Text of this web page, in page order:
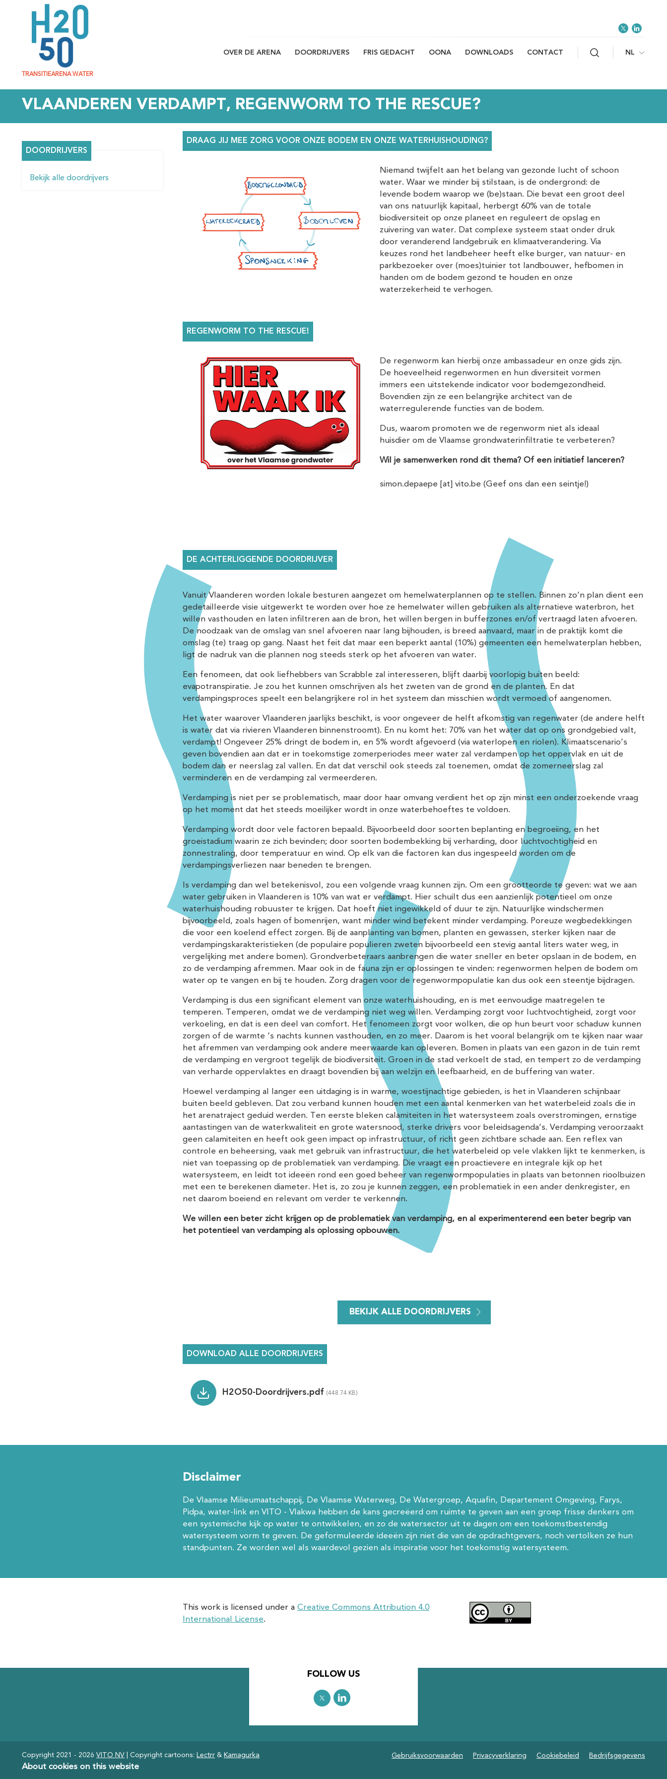
TRANSITIEARENA WATER
Doordrijvers
OVER DE ARENA DOORDRIJVERS FRIS GEDACHT OONA DOWNLOADS CONTACT Zoeken
NL
VLAANDEREN VERDAMPT, REGENWORM TO THE RESCUE?
DRAAG JIJ MEE ZORG VOOR ONZE BODEM EN ONZE WATERHUISHOUDING?
Niemand twijfelt aan het belang van gezonde lucht of schoon
water. Waar we minder bij stilstaan, is de ondergrond: de
levende bodem waarop we (be)staan. Die bevat een groot deel
van ons natuurlijk kapitaal, herbergt 60% van de totale
biodiversiteit op onze planeet en reguleert de opslag en
zuivering van water. Dat complexe systeem staat onder druk
door veranderend landgebruik en klimaatverandering. Via
keuzes rond het landbeheer heeft elke burger, van natuur- en
parkbezoeker over (moes)tuinier tot landbouwer, hefbomen in
handen om de bodem gezond te houden en onze
waterzekerheid te verhogen.
REGENWORM TO THE RESCUE!
De regenworm kan hierbij onze ambassadeur en onze gids zijn.
De hoeveelheid regenwormen en hun diversiteit vormen
immers een uitstekende indicator voor bodemgezondheid.
Bovendien zijn ze een belangrijke architect van de
waterregulerende functies van de bodem.
Dus, waarom promoten we de regenworm niet als ideaal
huisdier om de Vlaamse grondwaterinfiltratie te verbeteren?
Wil je samenwerken rond dit thema? Of een initiatief lanceren?
simon.depaepe [at] vito.be (Geef ons dan een seintje!)
DE ACHTERLIGGENDE DOORDRIJVER
Vanuit Vlaanderen worden lokale besturen aangezet om hemelwaterplannen op te stellen. Binnen zo’n plan dient een
gedetailleerde visie uitgewerkt te worden over hoe ze hemelwater willen gebruiken als alternatieve waterbron, het
willen vasthouden en laten infiltreren aan de bron, het willen bergen in bufferzones en/of vertraagd laten afvoeren.
De noodzaak van de omslag van snel afvoeren naar lang bijhouden, is breed aanvaard, maar in de praktijk komt die
omslag (te) traag op gang. Naast het feit dat maar een beperkt aantal (10%) gemeenten een hemelwaterplan hebben,
ligt de nadruk van die plannen nog steeds sterk op het afvoeren van water.
Een fenomeen, dat ook liefhebbers van Scrabble zal interesseren, blijft daarbij voorlopig buiten beeld:
evapotranspiratie. Je zou het kunnen omschrijven als het zweten van de grond en de planten. En dat
verdampingsproces speelt een belangrijkere rol in het systeem dan misschien wordt vermoed of aangenomen.
Het water waarover Vlaanderen jaarlijks beschikt, is voor ongeveer de helft afkomstig van regenwater (de andere helft
is water dat via rivieren Vlaanderen binnenstroomt). En nu komt het: 70% van het water dat op ons grondgebied valt,
verdampt! Ongeveer 25% dringt de bodem in, en 5% wordt afgevoerd (via waterlopen en riolen). Klimaatscenario’s
geven bovendien aan dat er in toekomstige zomerperiodes meer water zal verdampen op het oppervlak en uit de
bodem dan er neerslag zal vallen. En dat dat verschil ook steeds zal toenemen, omdat de zomerneerslag zal
verminderen en de verdamping zal vermeerderen.
Verdamping is niet per se problematisch, maar door haar omvang verdient het op zijn minst een onderzoekende vraag
op het moment dat het steeds moeilijker wordt in onze waterbehoeftes te voldoen.
Verdamping wordt door vele factoren bepaald. Bijvoorbeeld door soorten beplanting en begroeiing, en het
groeistadium waarin ze zich bevinden; door soorten bodembekking bij verharding, door luchtvochtigheid en
zonnestraling, door temperatuur en wind. Op elk van die factoren kan dus ingespeeld worden om de
verdampingsverliezen naar beneden te brengen.
Is verdamping dan wel betekenisvol, zou een volgende vraag kunnen zijn. Om een grootteorde te geven: wat we aan
water gebruiken in Vlaanderen is 10% van wat er verdampt. Hier schuilt dus een aanzienlijk potentieel om onze
waterhuishouding robuuster te krijgen. Dat hoeft niet ingewikkeld of duur te zijn. Natuurlijke windschermen
bijvoorbeeld, zoals hagen of bomenrijen, want minder wind betekent minder verdamping. Poreuze wegbedekkingen
die voor een koelend effect zorgen. Bij de aanplanting van bomen, planten en gewassen, sterker kijken naar de
verdampingskarakteristieken (de populaire populieren zweten bijvoorbeeld een stevig aantal liters water weg, in
vergelijking met andere bomen). Grondverbeteraars aanbrengen die water sneller en beter opslaan in de bodem, en
zo de verdamping afremmen. Maar ook in de fauna zijn er oplossingen te vinden: regenwormen helpen de bodem om
water op te vangen en bij te houden. Zorg dragen voor de regenwormpopulatie kan dus ook een steentje bijdragen.
Verdamping is dus een significant element van onze waterhuishouding, en is met eenvoudige maatregelen te
temperen. Temperen, omdat we de verdamping niet weg willen. Verdamping zorgt voor luchtvochtigheid, zorgt voor
verkoeling, en dat is een deel van comfort. Het fenomeen zorgt voor wolken, die op hun beurt voor schaduw kunnen
zorgen of de warmte ‘s nachts kunnen vasthouden, en zo meer. Daarom is het vooral belangrijk om te kijken naar waar
het afremmen van verdamping ook andere meerwaarde kan opleveren. Bomen in plaats van een gazon in de tuin remt
de verdamping en vergroot tegelijk de biodiversiteit. Groen in de stad verkoelt de stad, en tempert zo de verdamping
van verharde oppervlaktes en draagt bovendien bij aan welzijn en leefbaarheid, en de buffering van water.
Hoewel verdamping al langer een uitdaging is in warme, woestijnachtige gebieden, is het in Vlaanderen schijnbaar
buiten beeld gebleven. Dat zou verband kunnen houden met een aantal kenmerken van het waterbeleid zoals die in
het arenatraject geduid werden. Ten eerste bleken calamiteiten in het watersysteem zoals overstromingen, ernstige
aantastingen van de waterkwaliteit en grote watersnood, sterke drivers voor beleidsagenda’s. Verdamping veroorzaakt
geen calamiteiten en heeft ook geen impact op infrastructuur, of richt geen zichtbare schade aan. Een reflex van
controle en beheersing, vaak met gebruik van infrastructuur, die het waterbeleid op vele vlakken lijkt te kenmerken, is
niet van toepassing op de problematiek van verdamping. Die vraagt een proactievere en integrale kijk op het
watersysteem, en leidt tot ideeën rond een goed beheer van regenwormpopulaties in plaats van betonnen rioolbuizen
met een te berekenen diameter. Het is, zo zou je kunnen zeggen, een problematiek in een ander denkregister, en
net daarom boeiend en relevant om verder te verkennen.
We willen een beter zicht krijgen op de problematiek van verdamping, en al experimenterend een beter begrip van
het potentieel van verdamping als oplossing opbouwen.
BEKIJK ALLE DOORDRIJVERS
DOWNLOAD ALLE DOORDRIJVERS
File
H2O50-Doordrijvers.pdf
Disclaimer
De Vlaamse Milieumaatschappij, De Vlaamse Waterweg, De Watergroep, Aquafin, Departement Omgeving, Farys,
Pidpa, water-link en VITO - Vlakwa hebben de kans gecreëerd om ruimte te geven aan een groep frisse denkers om
een systemische kijk op water te ontwikkelen, en zo de watersector uit te dagen om een toekomstbestendig
watersysteem vorm te geven. De geformuleerde ideeën zijn niet die van de opdrachtgevers, noch vertolken ze hun
standpunten. Ze worden wel als waardevol gezien als inspiratie voor het toekomstig watersysteem.
This work is licensed under a Creative Commons Attribution 4.0
International License.
DOORDRIJVERS
Bekijk alle doordrijvers
FOLLOW US
Copyright 2021 - 2026 VITO NV | Copyright cartoons: Lectrr & Kamagurka Welkom
Gebruiksvoorwaarden Privacyverklaring Cookiebeleid Bedrijfsgegevens
About cookies on this website